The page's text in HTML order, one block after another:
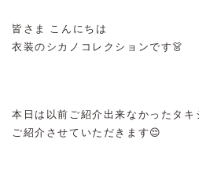
皆さま こんにちは
衣装のシカノコレクションです👗
本日は以前ご紹介出来なかったタキ
ご紹介させていただきます😌